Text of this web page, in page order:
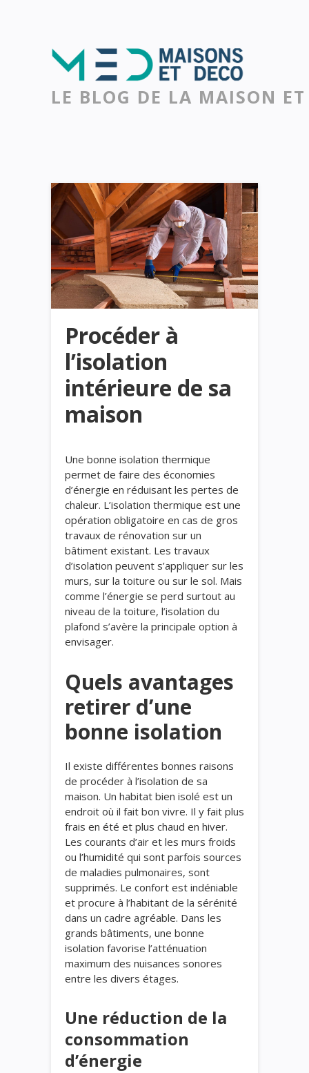
LE BLOG DE LA MAISON
Procéder à
l’isolation
intérieure de sa
maison
Une bonne isolation thermique
permet de faire des économies
d’énergie en réduisant les pertes de
chaleur. L’isolation thermique est une
opération obligatoire en cas de gros
travaux de rénovation sur un
bâtiment existant. Les travaux
d’isolation peuvent s’appliquer sur les
murs, sur la toiture ou sur le sol. Mais
comme l’énergie se perd surtout au
niveau de la toiture, l’isolation du
plafond s’avère la principale option à
envisager.
Quels avantages
retirer d’une
bonne isolation
Il existe différentes bonnes raisons
de procéder à l’isolation de sa
maison. Un habitat bien isolé est un
endroit où il fait bon vivre. Il y fait plus
frais en été et plus chaud en hiver.
Les courants d’air et les murs froids
ou l’humidité qui sont parfois sources
de maladies pulmonaires, sont
supprimés. Le confort est indéniable
et procure à l’habitant de la sérénité
dans un cadre agréable. Dans les
grands bâtiments, une bonne
isolation favorise l’atténuation
maximum des nuisances sonores
entre les divers étages.
Une réduction de la
consommation
d’énergie